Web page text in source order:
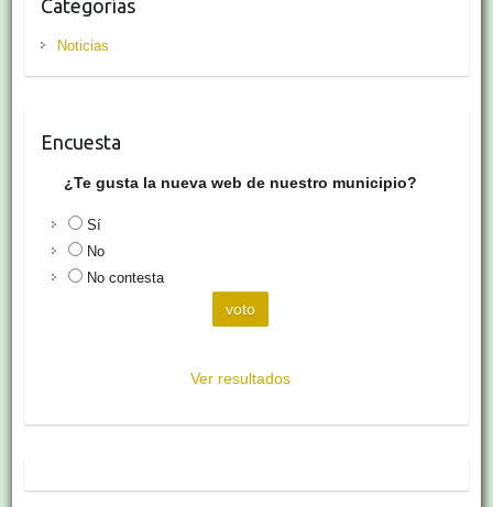
Categorías
Noticias
Encuesta
¿Te gusta la nueva web de nuestro municipio?
Sí
No
No contesta
Ver resultados